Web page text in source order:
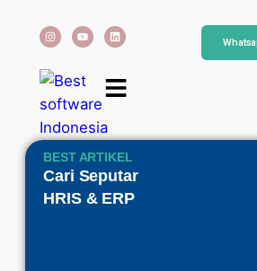
BEST ARTIKEL
Cari Seputar
HRIS & ERP